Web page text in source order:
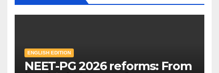
ENGLISH EDITION
NEET-PG 2026 reforms: From